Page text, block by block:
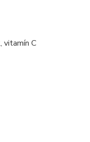
vitamín C